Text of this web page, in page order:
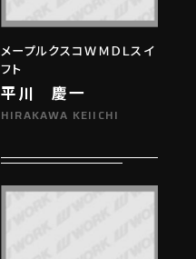
メープルクスコＷＭＤＬスイ
フト
平川 慶一
HIRAKAWA KEIICHI